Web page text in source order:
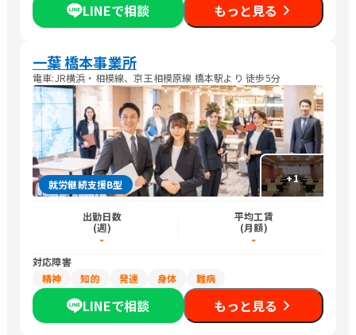
LINEで相談 もっと見る
一葉 橋本事業所
電車:JR横浜・相模線、京王相模原線 橋本駅より 徒歩5分
+1
就労継続支援B型
出勤日数
(週)
-
平均工賃
(月額)
-
対応障害
精神
知的 発達 身体 難病
LINEで相談 もっと見る